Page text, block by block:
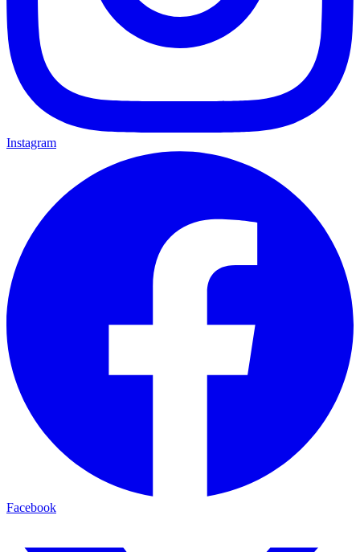
Instagram
Facebook